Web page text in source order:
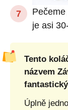
je asi
Tento
názvem
Úplně